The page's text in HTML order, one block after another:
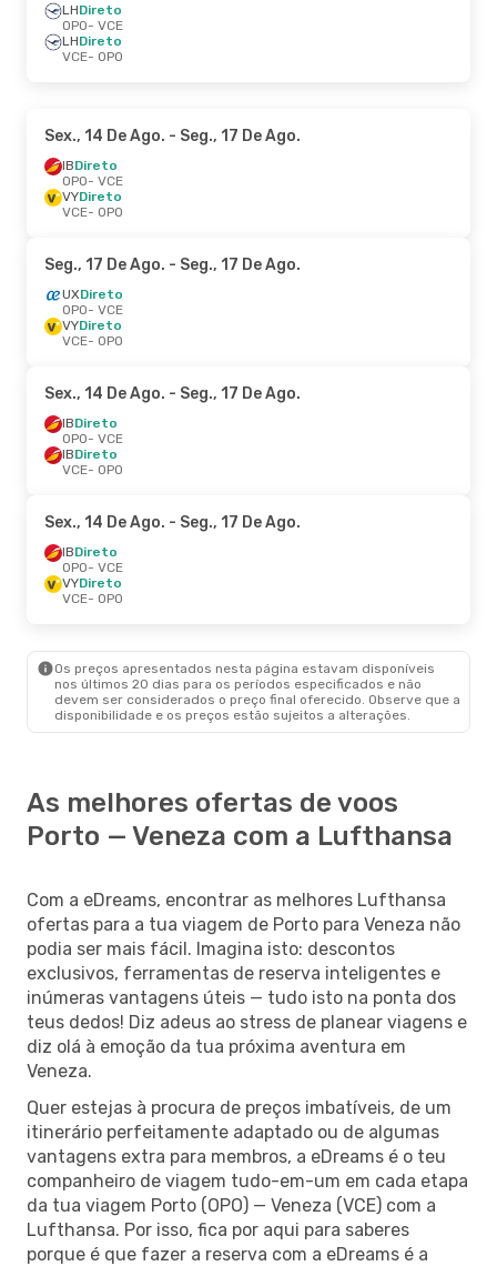
LHDireto
OPO- VCE
LHDireto
VCE- OPO
Sex., 14 De Ago. - Seg., 17 De Ago.
IBDireto
OPO- VCE
VYDireto
VCE- OPO
Seg., 17 De Ago. - Seg., 17 De Ago.
UXDireto
OPO- VCE
VYDireto
VCE- OPO
Sex., 14 De Ago. - Seg., 17 De Ago.
IBDireto
OPO- VCE
IBDireto
VCE- OPO
Sex., 14 De Ago. - Seg., 17 De Ago.
IBDireto
OPO- VCE
VYDireto
VCE- OPO
Os preços apresentados nesta página estavam disponíveis
nos últimos 20 dias para os períodos especificados e não
devem ser considerados o preço final oferecido. Observe que a
disponibilidade e os preços estão sujeitos a alterações.
As melhores ofertas de voos
Porto — Veneza com a Lufthansa
Com a eDreams, encontrar as melhores Lufthansa
ofertas para a tua viagem de Porto para Veneza não
podia ser mais fácil. Imagina isto: descontos
exclusivos, ferramentas de reserva inteligentes e
inúmeras vantagens úteis — tudo isto na ponta dos
teus dedos! Diz adeus ao stress de planear viagens e
diz olá à emoção da tua próxima aventura em
Veneza.
Quer estejas à procura de preços imbatíveis, de um
itinerário perfeitamente adaptado ou de algumas
vantagens extra para membros, a eDreams é o teu
companheiro de viagem tudo-em-um em cada etapa
da tua viagem Porto (OPO) — Veneza (VCE) com a
Lufthansa. Por isso, fica por aqui para saberes
porque é que fazer a reserva com a eDreams é a